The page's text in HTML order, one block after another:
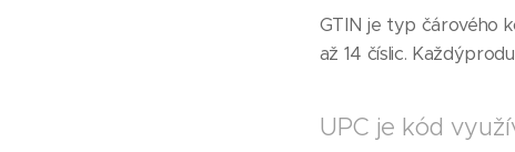
GTIN je typ čárového
až 14 číslic.
UPC je kód